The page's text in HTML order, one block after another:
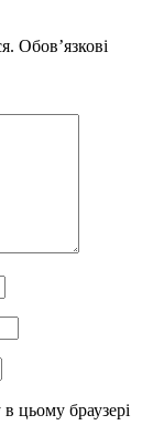
Обов’язкові
цьому браузері